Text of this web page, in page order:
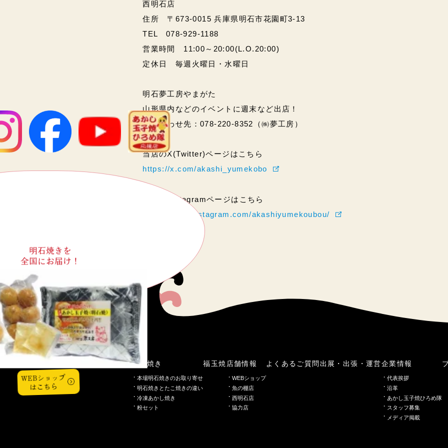
明石焼きを
全国にお届け！
WEBショップ
はこちら
西明石店
住所 〒673-0015 兵庫県明石市花園町3-13
TEL 078-929-1188
営業時間 11:00～20:00(L.O.20:00)
定休日 毎週火曜日・水曜日
明石夢工房やまがた
山形県内などのイベントに週末など出店！
問い合わせ先：078-220-8352（㈱夢工房）
当店のX(Twitter)ページはこちら
https://x.com/akashi_yumekobo
当店のInstagramページはこちら
https://www.instagram.com/akashiyumekoubou/
こだわり明石焼き
本場明石焼きのお取り寄せ
明石焼きとたこ焼きの違い
冷凍あかし焼き
粉セット
福玉焼 店舗情報
WEBショップ
魚の棚店
西明石店
協力店
よくあるご質問 出展・出張・運営企業情報
代表挨拶
沿革
あかし玉子焼ひろめ隊
スタッフ募集
メディア掲載